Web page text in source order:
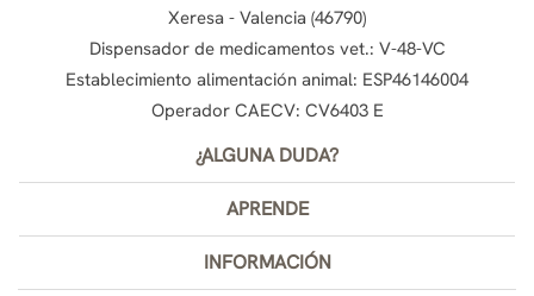
Xeresa - Valencia (46790)
Dispensador de medicamentos vet.: V-48-VC
Establecimiento alimentación animal: ESP46146004
Operador CAECV: CV6403 E
¿ALGUNA DUDA?
APRENDE
INFORMACIÓN